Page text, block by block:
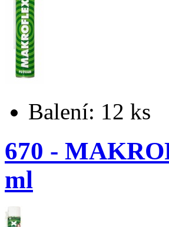
Balení: 12 ks
670 -
ml